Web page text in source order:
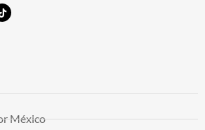
México